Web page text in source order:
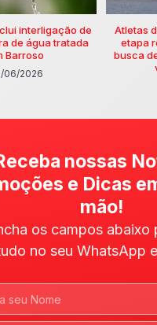
interligação de
de água tratada
Barroso
06/2026
Atletas
etapa
busca
nossas
e Dicas
mão!
os campos abaixo
no seu WhatsApp